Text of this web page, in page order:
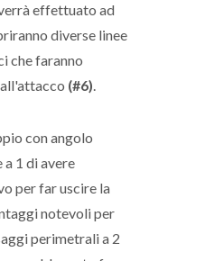
effettuato ad
diverse linee
che faranno
(#6).
con angolo
1 di avere
per far uscire la
notevoli per
perimetrali a 2